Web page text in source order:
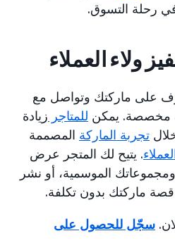
في رحلة التسوق.
ولاء العملاء
على ماركتك وتواصل مع
مخصصة. يمكن للمتاجر زيادة
تجربة الماركة المصممة
. يتيح لك المتجر عرض
ومجموعاتك الموسمية، أو نشر
ماركتك بدون تكلفة.
سجّل للحصول على